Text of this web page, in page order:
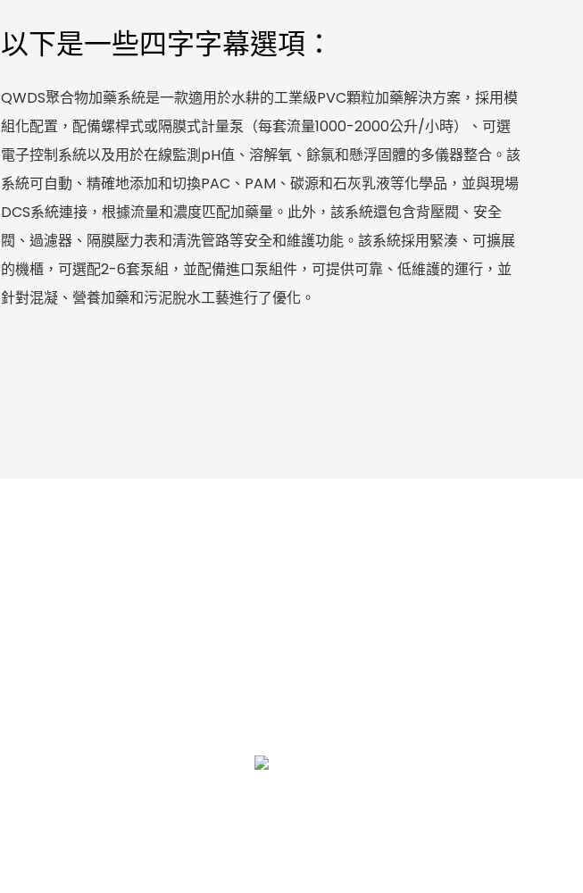
以下是一些四字字幕選項：
QWDS聚合物加藥系統是一款適用於水耕的工業級PVC顆粒加藥解決方案，採用模
組化配置，配備螺桿式或隔膜式計量泵（每套流量1000-2000公升/小時）、可選
電子控制系統以及用於在線監測pH值、溶解氧、餘氯和懸浮固體的多儀器整合。該
系統可自動、精確地添加和切換PAC、PAM、碳源和石灰乳液等化學品，並與現場
DCS系統連接，根據流量和濃度匹配加藥量。此外，該系統還包含背壓閥、安全
閥、過濾器、隔膜壓力表和清洗管路等安全和維護功能。該系統採用緊湊、可擴展
的機櫃，可選配2-6套泵組，並配備進口泵組件，可提供可靠、低維護的運行，並
針對混凝、營養加藥和污泥脫水工藝進行了優化。